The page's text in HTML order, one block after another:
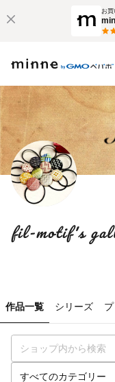
お
fil-motif's
作品一覧 シリーズ